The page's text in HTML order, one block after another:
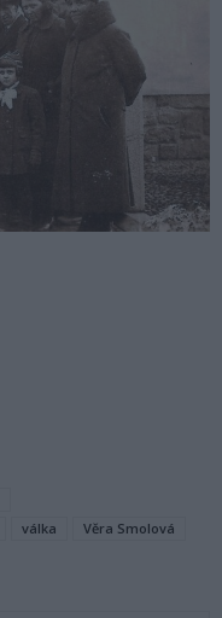
válka
Věra Smolová